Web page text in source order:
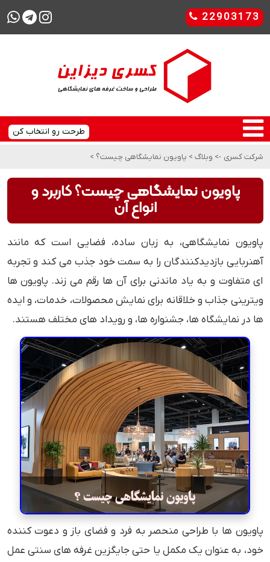
22903173
طرحت رو انتخاب کن
شرکت کسری -> وبلاگ > پاویون نمایشگاهی چیست؟ >
پاویون نمایشگاهی چیست؟ کاربرد و
انواع آن
پاویون نمایشگاهی، به زبان ساده، فضایی است که مانند
آهنربایی بازدیدکنندگان را به سمت خود جذب می کند و تجربه
ای متفاوت و به یاد ماندنی برای آن ها رقم می زند. پاویون ها
ویترینی جذاب و خلاقانه برای نمایش محصولات، خدمات، و ایده
ها در نمایشگاه ها، جشنواره ها، و رویداد های مختلف هستند.
پاویون ها با طراحی منحصر به فرد و فضای باز و دعوت کننده
خود، به عنوان یک مکمل یا حتی جایگزین غرفه های سنتی عمل